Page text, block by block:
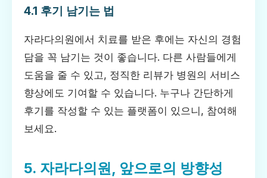
4.1 후기 남기는 법
자라다의원에서 치료를 받은 후에는 자신의 경험
담을 꼭 남기는 것이 좋습니다. 다른 사람들에게
도움을 줄 수 있고, 정직한 리뷰가 병원의 서비스
향상에도 기여할 수 있습니다. 누구나 간단하게
후기를 작성할 수 있는 플랫폼이 있으니, 참여해
보세요.
5. 자라다의원, 앞으로의 방향성